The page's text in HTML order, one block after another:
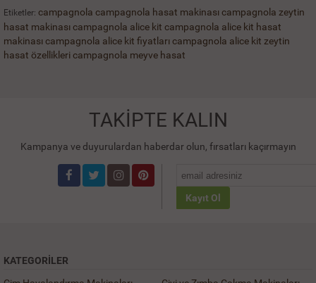
Etiketler: campagnola campagnola hasat makinası campagnola zeytin
hasat makinası campagnola alice kit campagnola alice kit hasat
makinası campagnola alice kit fiyatları campagnola alice kit zeytin
hasat özellikleri campagnola meyve hasat
TAKİPTE KALIN
Kampanya ve duyurulardan haberdar olun, fırsatları kaçırmayın
Kayıt Ol
KATEGORILER